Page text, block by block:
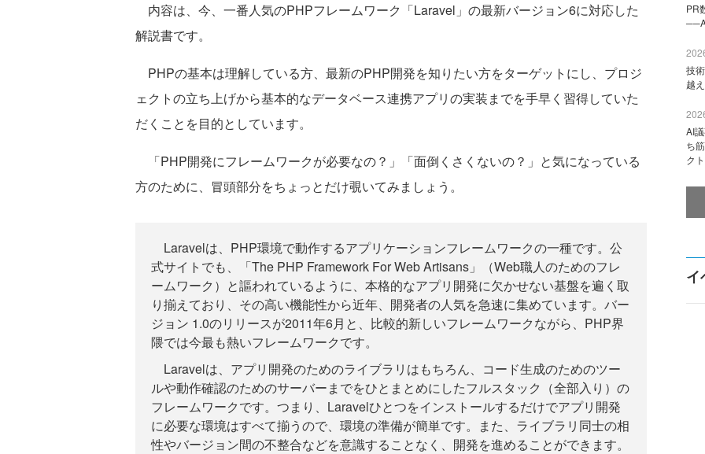
内容は、今、一番人気のPHPフレームワーク「Laravel」の最新バージョン6に対応した
解説書です。
PHPの基本は理解している方、最新のPHP開発を知りたい方をターゲットにし、プロジ
ェクトの立ち上げから基本的なデータベース連携アプリの実装までを手早く習得していた
だくことを目的としています。
「PHP開発にフレームワークが必要なの？」「面倒くさくないの？」と気になっている
方のために、冒頭部分をちょっとだけ覗いてみましょう。
Laravelは、PHP環境で動作するアプリケーションフレームワークの一種です。公
式サイトでも、「The PHP Framework For Web Artisans」（Web職人のためのフレ
ームワーク）と謳われているように、本格的なアプリ開発に欠かせない基盤を遍く取
り揃えており、その高い機能性から近年、開発者の人気を急速に集めています。バー
ジョン 1.0のリリースが2011年6月と、比較的新しいフレームワークながら、PHP界
隈では今最も熱いフレームワークです。
Laravelは、アプリ開発のためのライブラリはもちろん、コード生成のためのツー
ルや動作確認のためのサーバーまでをひとまとめにしたフルスタック（全部入り）の
フレームワークです。つまり、Laravelひとつをインストールするだけでアプリ開発
に必要な環境はすべて揃うので、環境の準備が簡単です。また、ライブラリ同士の相
性やバージョン間の不整合などを意識することなく、開発を進めることができます。
PR
技
越
AI
ち
ク
イ